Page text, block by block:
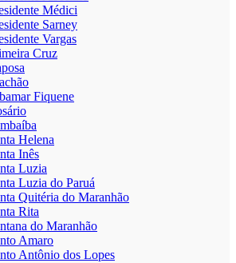
Médici
Sarney
Vargas
Cruz
Fiquene
Helena
Inês
Luzia
Luzia do Paruá
Quitéria do Maranhão
Rita
do Maranhão
Amaro
Antônio dos Lopes